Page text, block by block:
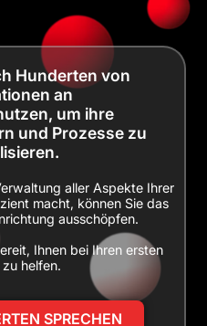
Hunderten von
an
um ihre
und Prozesse zu
aller Aspekte Ihrer
macht, können Sie das
ausschöpfen.
Ihnen bei Ihren ersten
helfen.
SPRECHEN